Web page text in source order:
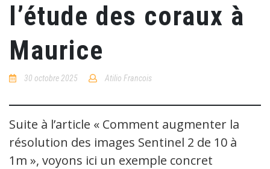
l’étude des coraux à
Maurice
30 octobre 2025 Atilio Francois
Suite à l’article « Comment augmenter la
résolution des images Sentinel 2 de 10 à
1m », voyons ici un exemple concret